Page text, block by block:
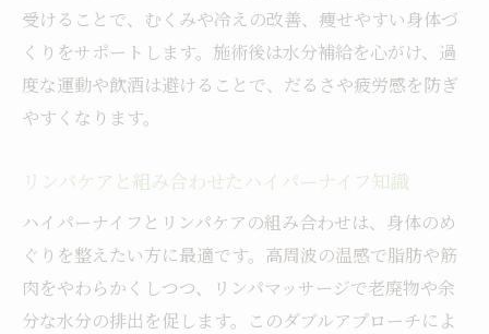
受けることで、むくみや冷えの改善、痩せやすい身体づ
くりをサポートします。施術後は水分補給を心がけ、過
度な運動や飲酒は避けることで、だるさや疲労感を防ぎ
やすくなります。
リンパケアと組み合わせたハイパーナイフ知識
ハイパーナイフとリンパケアの組み合わせは、身体のめ
ぐりを整えたい方に最適です。高周波の温感で脂肪や筋
肉をやわらかくしつつ、リンパマッサージで老廃物や余
分な水分の排出を促します。このダブルアプローチによ